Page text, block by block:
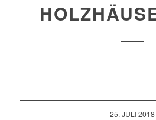
25. JULI 2018